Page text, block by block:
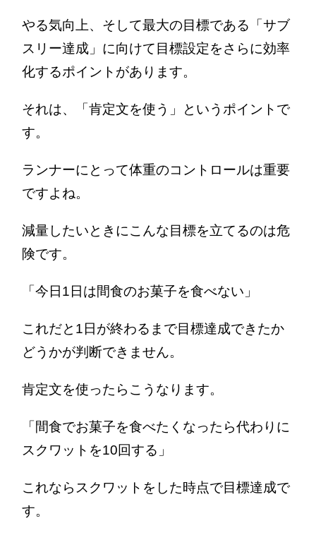
やる気向上、そして最大の目標である「サブ
スリー達成」に向けて目標設定をさらに効率
化するポイントがあります。
それは、「肯定文を使う」というポイントで
す。
ランナーにとって体重のコントロールは重要
ですよね。
減量したいときにこんな目標を立てるのは危
険です。
「今日1日は間食のお菓子を食べない」
これだと1日が終わるまで目標達成できたか
どうかが判断できません。
肯定文を使ったらこうなります。
「間食でお菓子を食べたくなったら代わりに
スクワットを10回する」
これならスクワットをした時点で目標達成で
す。